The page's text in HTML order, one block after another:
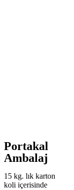
Portakal
Ambalaj
15 kg. lık karton
koli içerisinde